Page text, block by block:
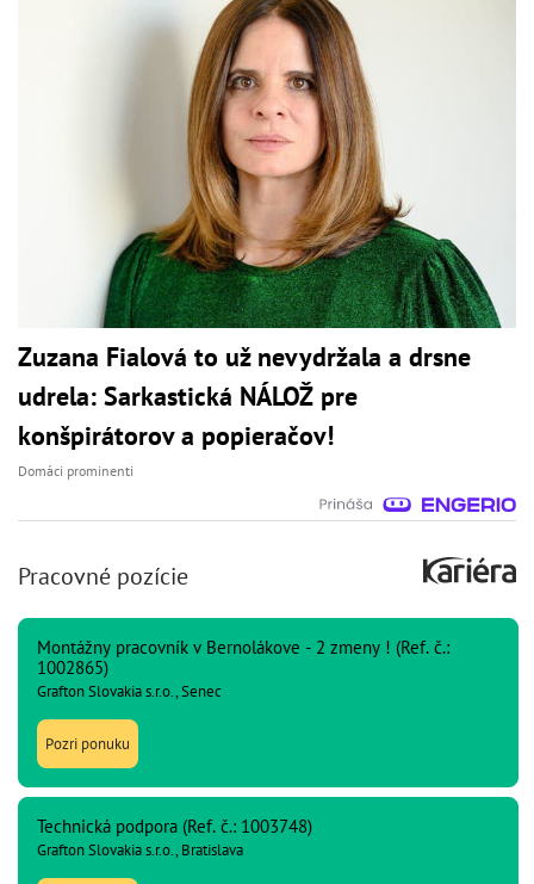
Zuzana Fialová to už nevydržala a drsne
udrela: Sarkastická NÁLOŽ pre
konšpirátorov a popieračov!
Domáci prominenti
Pracovné pozície
Montážny pracovník v Bernolákove - 2 zmeny ! (Ref. č.:
1002865)
Grafton Slovakia s.r.o., Senec
Pozri ponuku
Technická podpora (Ref. č.: 1003748)
Grafton Slovakia s.r.o., Bratislava